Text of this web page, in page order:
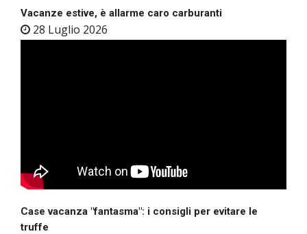
Vacanze estive, è allarme caro carburanti
28 Luglio 2026
Case vacanza "fantasma": i consigli per evitare le
truffe